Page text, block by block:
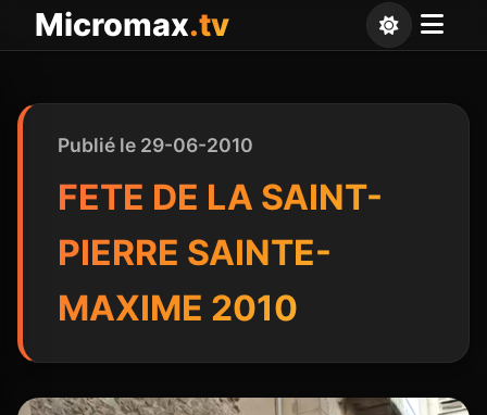
Micromax.tv
Publié le 29-06-2010
FETE DE LA SAINT-
PIERRE SAINTE-
MAXIME 2010
Panneau de gestion des cookies